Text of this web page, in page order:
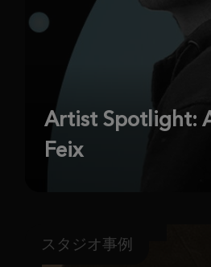
Artist Spotlight:
Feix
スタジオ事例